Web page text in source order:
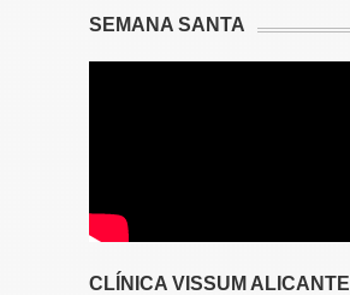
SEMANA SANTA
CLÍNICA VISSUM ALICANTE